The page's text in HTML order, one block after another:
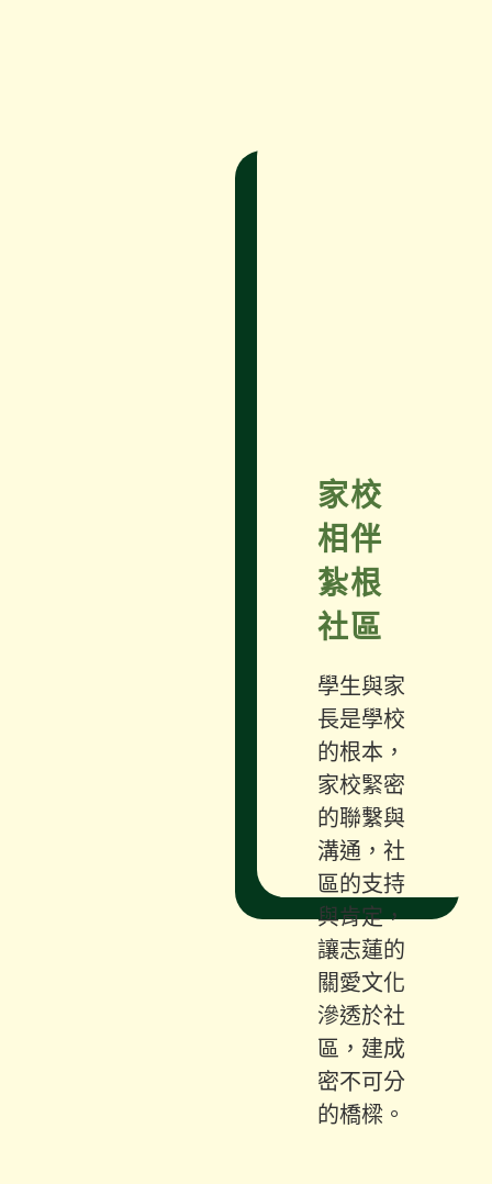
家校
相伴
紮根
社區
學生與家
長是學校
的根本，
家校緊密
的聯繫與
溝通，社
區的支持
與肯定，
讓志蓮的
關愛文化
滲透於社
區，建成
密不可分
的橋樑。